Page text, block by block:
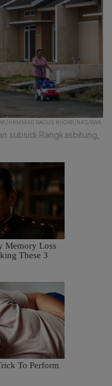
BAGUS KHOIRUNAS/RWA.
subsidi Rangkasbitung,